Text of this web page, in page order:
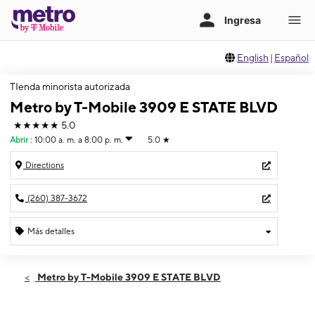
English | Español
TIenda minorista autorizada
Metro by T-Mobile 3909 E STATE BLVD
★★★★★ 5.0
Abrir : 10:00 a. m. a 8:00 p. m. 5.0 ★
Directions
(260) 387-3672
Más detalles
Viernes:10:00 a. m. a 8:00 p. m.
Metro by T-Mobile 3909 E STATE BLVD